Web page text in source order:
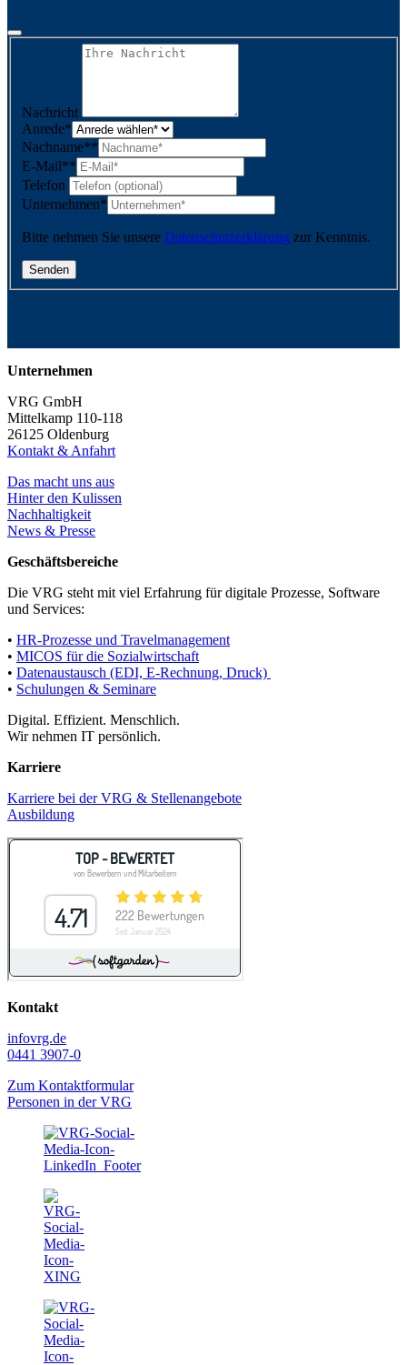
Nachricht
Anrede*
Nachname**
E-Mail**
Telefon
Unternehmen*
Bitte nehmen Sie unsere Datenschutzerklärung zur Kenntnis.
Unternehmen
VRG GmbH
Mittelkamp 110-118
26125 Oldenburg
Kontakt & Anfahrt
Das macht uns aus
Hinter den Kulissen
Nachhaltigkeit
News & Presse
Geschäftsbereiche
Die VRG steht mit viel Erfahrung für digitale Prozesse, Software
und Services:
• HR-Prozesse und Travelmanagement
• MICOS für die Sozialwirtschaft
• Datenaustausch (EDI, E-Rechnung, Druck)
• Schulungen & Seminare
Digital. Effizient. Menschlich.
Wir nehmen IT persönlich.
Karriere
Karriere bei der VRG & Stellenangebote
Ausbildung
Kontakt
infovrg.de
0441 3907-0
Zum Kontaktformular
Personen in der VRG